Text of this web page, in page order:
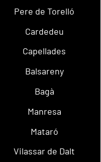
Pere de Torelló
Cardedeu
Capellades
Balsareny
Bagà
Manresa
Mataró
Vilassar de Dalt